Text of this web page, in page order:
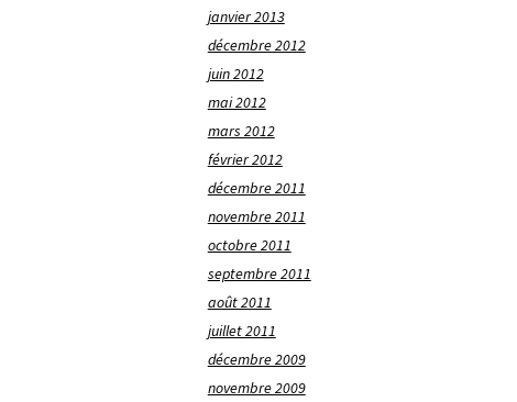
janvier 2013
décembre 2012
juin 2012
mai 2012
mars 2012
février 2012
décembre 2011
novembre 2011
octobre 2011
septembre 2011
août 2011
juillet 2011
décembre 2009
novembre 2009